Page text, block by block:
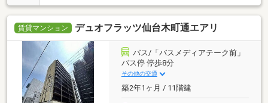
賃貸マンション デュオフラッツ仙台木町通エアリ
バス/「バスメディアテーク前」
バス停 停歩8分
その他の交通
築2年1ヶ月 / 11階建